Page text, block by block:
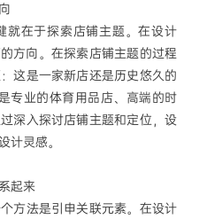
就在于探索店铺主题。在设计
方向。在探索店铺主题的过程
这是一家新店还是历史悠久的
专业的体育用品店、高端的时
深入探讨店铺主题和定位，设
计灵感。
起来
方法是引申关联元素。在设计